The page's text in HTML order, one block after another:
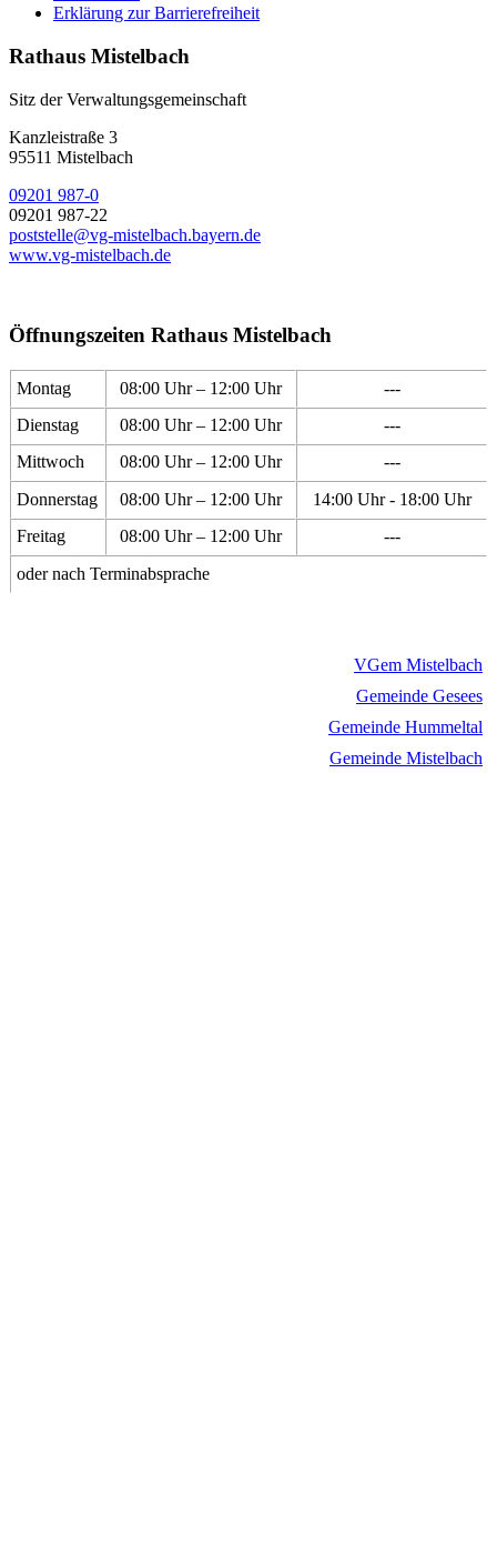
Erklärung zur Barrierefreiheit
Rathaus Mistelbach
Sitz der Verwaltungsgemeinschaft
Kanzleistraße 3
95511 Mistelbach
09201 987-0
09201 987-22
poststelle@vg-mistelbach.bayern.de
www.vg-mistelbach.de
Öffnungszeiten Rathaus Mistelbach
Montag 08:00 Uhr – 12:00 Uhr
---
Dienstag
08:00 Uhr – 12:00 Uhr
---
Mittwoch
08:00 Uhr – 12:00 Uhr
---
Donnerstag
08:00 Uhr – 12:00 Uhr
14:00 Uhr - 18:00 Uhr
Freitag
08:00 Uhr – 12:00 Uhr
---
oder nach Terminabsprache
VGem Mistelbach
Gemeinde Gesees
Gemeinde Hummeltal
Gemeinde Mistelbach